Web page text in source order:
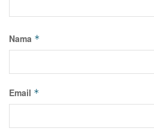
Nama *
Email *